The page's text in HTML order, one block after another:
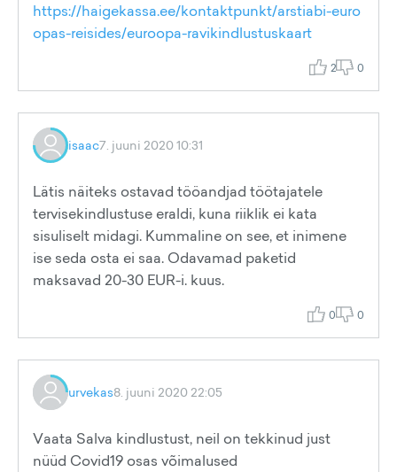
https://haigekassa.ee/kontaktpunkt/arstiabi-euro
opas-reisides/euroopa-ravikindlustuskaart
2 0
isaac7. juuni 2020 10:31
Lätis näiteks ostavad tööandjad töötajatele
tervisekindlustuse eraldi, kuna riiklik ei kata
sisuliselt midagi. Kummaline on see, et inimene
ise seda osta ei saa. Odavamad paketid
maksavad 20-30 EUR-i. kuus.
0 0
urvekas8. juuni 2020 22:05
Vaata Salva kindlustust, neil on tekkinud just
nüüd Covid19 osas võimalused